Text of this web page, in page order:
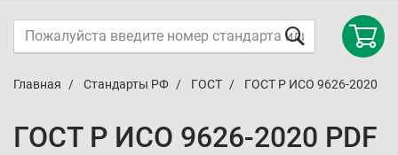
Главная Стандарты РФ ГОСТ ГОСТ Р ИСО 9626-2020
ГОСТ Р ИСО 9626-2020 PDF